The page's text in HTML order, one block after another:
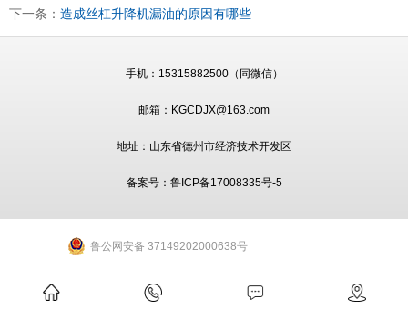
下一条： 造成丝杠升降机漏油的原因有哪些
手机： 15315882500（同微信）
邮箱：KGCDJX@163.com
地址：山东省德州市经济技术开发区
备案号： 鲁ICP备17008335号-5
鲁公网安备 37149202000638号